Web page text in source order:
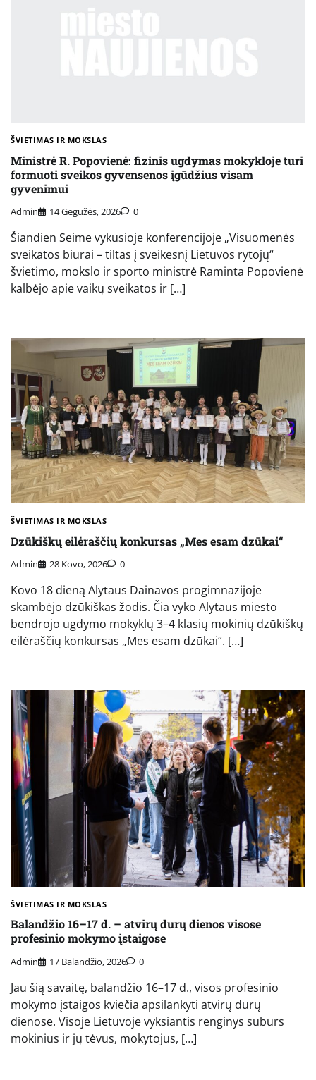
ŠVIETIMAS IR MOKSLAS
Ministrė R. Popovienė: fizinis ugdymas mokykloje turi
formuoti sveikos gyvensenos įgūdžius visam
gyvenimui
Admin 14 Gegužės, 2026 0
Šiandien Seime vykusioje konferencijoje „Visuomenės
sveikatos biurai – tiltas į sveikesnį Lietuvos rytojų“
švietimo, mokslo ir sporto ministrė Raminta Popovienė
kalbėjo apie vaikų sveikatos ir […]
ŠVIETIMAS IR MOKSLAS
Dzūkiškų eilėraščių konkursas „Mes esam dzūkai“
Admin 28 Kovo, 2026 0
Kovo 18 dieną Alytaus Dainavos progimnazijoje
skambėjo dzūkiškas žodis. Čia vyko Alytaus miesto
bendrojo ugdymo mokyklų 3–4 klasių mokinių dzūkiškų
eilėraščių konkursas „Mes esam dzūkai“. […]
ŠVIETIMAS IR MOKSLAS
Balandžio 16–17 d. – atvirų durų dienos visose
profesinio mokymo įstaigose
Admin 17 Balandžio, 2026 0
Jau šią savaitę, balandžio 16–17 d., visos profesinio
mokymo įstaigos kviečia apsilankyti atvirų durų
dienose. Visoje Lietuvoje vyksiantis renginys suburs
mokinius ir jų tėvus, mokytojus, […]